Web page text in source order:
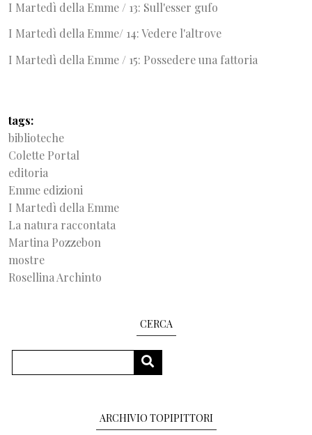
I Martedì della Emme / 13: Sull'esser gufo
I Martedì della Emme/ 14: Vedere l'altrove
I Martedì della Emme / 15: Possedere una fattoria
tags
biblioteche
Colette Portal
editoria
Emme edizioni
I Martedì della Emme
La natura raccontata
Martina Pozzebon
mostre
Rosellina Archinto
CERCA
SEARCH
ARCHIVIO TOPIPITTORI